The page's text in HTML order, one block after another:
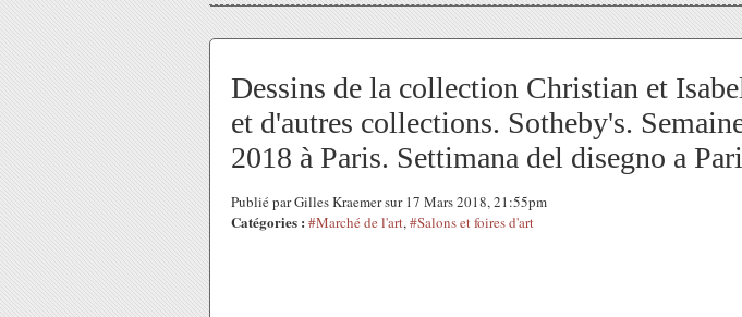
Dessins de la collection Christian et
et d'autres collections. Sotheby's.
2018 à Paris. Settimana del disegno a
Publié par Gilles Kraemer sur 17 Mars 2018, 21:55pm
Catégories : #Marché de l'art,#Salons et foires d'art